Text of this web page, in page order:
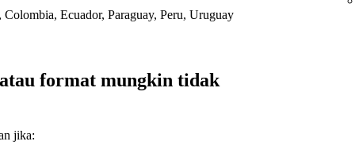
Ecuador, Paraguay, Peru, Uruguay
atau format mungkin tidak
jika: